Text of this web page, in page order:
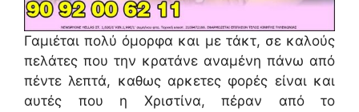
Γαμιέται πολύ όμορφα και με τάκτ, σε καλούς
πελάτες που την κρατάνε αναμένη πάνω από
πέντε λεπτά, καθως αρκετες φορές είναι και
αυτές που η Χριστίνα, πέραν από το